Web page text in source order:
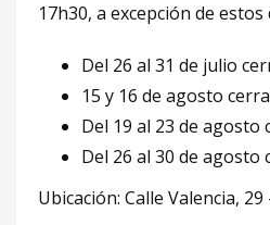
17h30, a excepción de estos
Del 26 al 31 de julio
15 y 16 de agosto
Del 19 al 23 de
Del 26 al 30 de agosto
Ubicación: Calle Valencia,